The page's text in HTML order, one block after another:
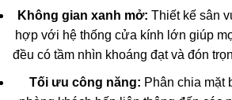
Không gian xanh mở: Thiết kế sân
hợp với hệ thống cửa kính lớn giúp
đều có tầm nhìn khoáng đạt và đón
Tối ưu công năng: Phân chia mặt